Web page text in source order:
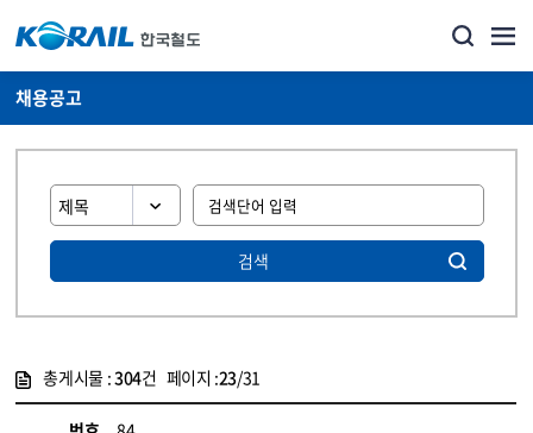
채용공고
검색
총게시물 :304건 페이지 :23/31